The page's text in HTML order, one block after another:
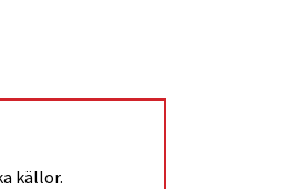
källor.